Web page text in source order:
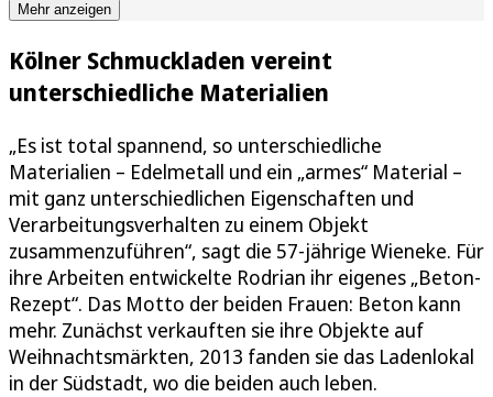
Mehr anzeigen
Kölner Schmuckladen vereint
unterschiedliche Materialien
„Es ist total spannend, so unterschiedliche
Materialien – Edelmetall und ein „armes“ Material –
mit ganz unterschiedlichen Eigenschaften und
Verarbeitungsverhalten zu einem Objekt
zusammenzuführen“, sagt die 57-jährige Wieneke. Für
ihre Arbeiten entwickelte Rodrian ihr eigenes „Beton-
Rezept“. Das Motto der beiden Frauen: Beton kann
mehr. Zunächst verkauften sie ihre Objekte auf
Weihnachtsmärkten, 2013 fanden sie das Ladenlokal
in der Südstadt, wo die beiden auch leben.